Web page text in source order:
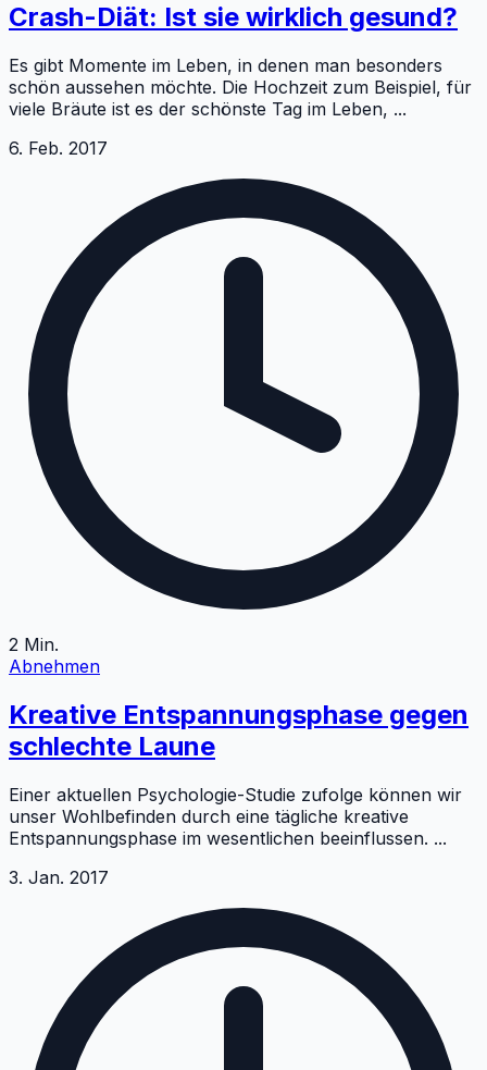
Crash-Diät: Ist sie wirklich gesund?
Es gibt Momente im Leben, in denen man besonders
schön aussehen möchte. Die Hochzeit zum Beispiel, für
viele Bräute ist es der schönste Tag im Leben, ...
6. Feb. 2017
2 Min.
Abnehmen
Kreative Entspannungsphase gegen
schlechte Laune
Einer aktuellen Psychologie-Studie zufolge können wir
unser Wohlbefinden durch eine tägliche kreative
Entspannungsphase im wesentlichen beeinflussen. ...
3. Jan. 2017